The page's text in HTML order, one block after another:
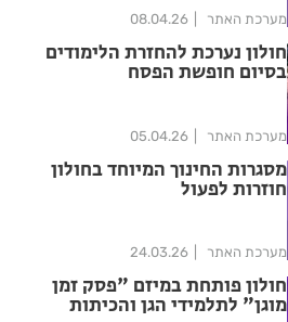
מערכת האתר 08.04.26
חולון נערכת להחזרת הלימודים
בסיום חופשת הפסח
מערכת האתר 05.04.26
מסגרות החינוך המיוחד בחולון
חוזרות לפעול
מערכת האתר 24.03.26
חולון פותחת במיזם "פסק זמן
מוגן" לתלמידי הגן והכיתות